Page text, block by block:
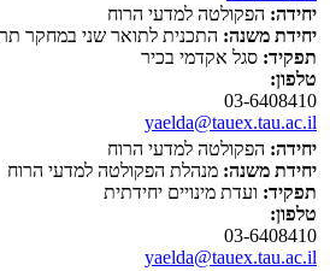
יחידה: הפקולטה למדעי הרוח
יחידת משנה: התכנית לתואר שני במחקר
תפקיד: סגל אקדמי בכיר
טלפון:
03-6408410
yaelda@tauex.tau.ac.il
יחידה: הפקולטה למדעי הרוח
יחידת משנה: מנהלת הפקולטה למדעי הרוח
תפקיד: ועדת מינויים יחידתית
טלפון:
03-6408410
yaelda@tauex.tau.ac.il